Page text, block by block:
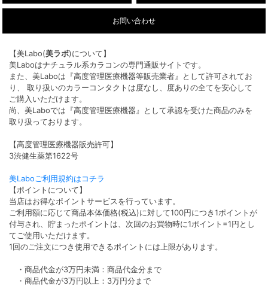
お問い合わせ
【美Labo(美ラボ)について】
美Laboはナチュラル系カラコンの専門通販サイトです。
また、美Laboは『高度管理医療機器等販売業者』として許可されてお
り、 取り扱いのカラーコンタクトは度なし、度ありの全てを安心して
ご購入いただけます。
尚、美Laboでは『高度管理医療機器』として承認を受けた商品のみを
取り扱っております。
【高度管理医療機器販売許可】
3渋健生薬第1622号
美Laboご利用規約はコチラ
【ポイントについて】
当店はお得なポイントサービスを行っています。
ご利用額に応じて商品本体価格(税込)に対して100円につき1ポイントが
付与され、貯まったポイントは、次回のお買物時に1ポイント=1円とし
てご使用いただけます。
1回のご注文につき使用できるポイントには上限があります。
・商品代金が3万円未満：商品代金分まで
・商品代金が3万円以上：3万円分まで